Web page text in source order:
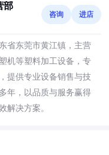
部
咨询 进店
省东莞市黄江镇，主营
机等塑料加工设备，专
提供专业设备销售与技
年，以品质与服务赢得
解决方案。